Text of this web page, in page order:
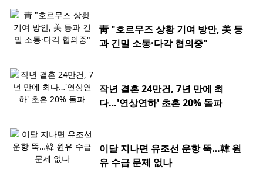
靑 "호르무즈 상황 기여 방안, 美 등
과 긴밀 소통·다각 협의중"
작년 결혼 24만건, 7년 만에 최
다…'연상연하' 초혼 20% 돌파
이달 지나면 유조선 운항 뚝…韓 원
유 수급 문제 없나